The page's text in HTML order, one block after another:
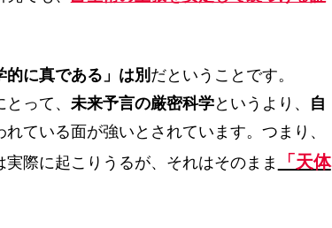
的に真である」は別 だということです。
って、 未来予言の厳密科学というより、
自
れている面が強いとされています。つまり、
際に起こりうるが、それはそのまま
「天体